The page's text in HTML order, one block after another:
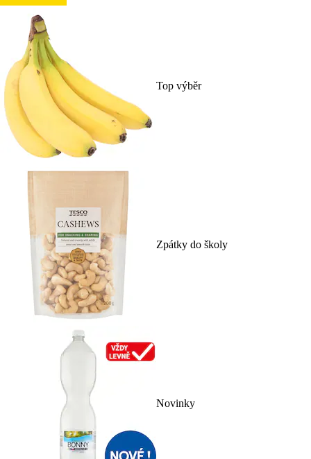
Top výběr
Zpátky do školy
Novinky